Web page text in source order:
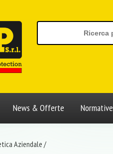
News & Offerte Normative
Aziendale/